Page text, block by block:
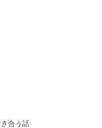
合う話